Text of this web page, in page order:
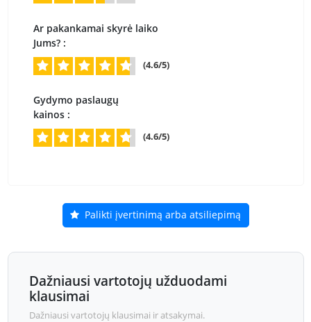
Ar pakankamai skyrė laiko
Jums? :
(4.6/5)
Gydymo paslaugų
kainos :
(4.6/5)
Palikti įvertinimą arba atsiliepimą
Dažniausi vartotojų užduodami
klausimai
Dažniausi vartotojų klausimai ir atsakymai.